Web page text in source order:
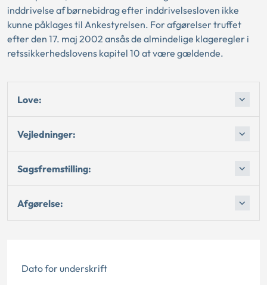
inddrivelse af børnebidrag efter inddrivelsesloven ikke
kunne påklages til Ankestyrelsen. For afgørelser truffet
efter den 17. maj 2002 ansås de almindelige klageregler i
retssikkerhedslovens kapitel 10 at være gældende.
Love:
Vejledninger:
Sagsfremstilling:
Afgørelse:
Dato for underskrift